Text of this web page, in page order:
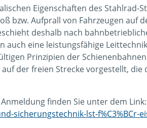
Eigenschaften des Stahlrad-
bzw. Aufprall von Fahrzeugen auf
deshalb nach
auch eine leistungsfähige
Prinzipien der
der freien Strecke vorgestellt, die
finden Sie unter dem Link:
sicherungstechnik-lst-f%C3%BCr-